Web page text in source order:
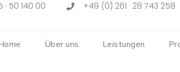
· 50 140 00 +49 (0) 261 · 28 743 258
Über uns Leistungen